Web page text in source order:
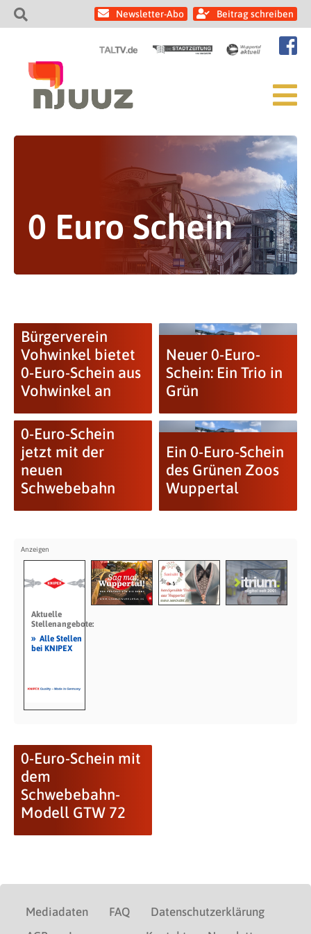
Newsletter-Abo Beitrag schreiben
0 Euro Schein
Bürgerverein
Vohwinkel bietet
0-Euro-Schein aus
Vohwinkel an
Neuer 0-Euro-
Schein: Ein Trio in
Grün
0-Euro-Schein
jetzt mit der
neuen
Schwebebahn
Ein 0-Euro-Schein
des Grünen Zoos
Wuppertal
Aktuelle
Stellenangebote:
» Alle Stellen
bei KNIPEX
0-Euro-Schein mit
dem
Schwebebahn-
Modell GTW 72
Mediadaten FAQ
Datenschutzerklärung